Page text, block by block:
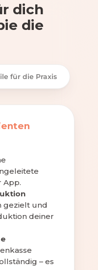
dich
die
für die Praxis
App.
gezielt und
deiner
– es